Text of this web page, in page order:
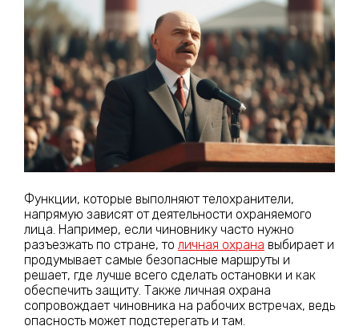
Функции, которые выполняют телохранители,
напрямую зависят от деятельности охраняемого
лица. Например, если чиновнику часто нужно
разъезжать по стране, то личная охрана выбирает и
продумывает самые безопасные маршруты и
решает, где лучше всего сделать остановки и как
обеспечить защиту. Также личная охрана
сопровождает чиновника на рабочих встречах, ведь
опасность может подстерегать и там.